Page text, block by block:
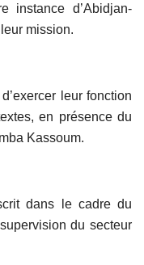
instance d’Abidjan-
mission.
leur fonction
en présence du
Kassoum.
dans le cadre du
du secteur